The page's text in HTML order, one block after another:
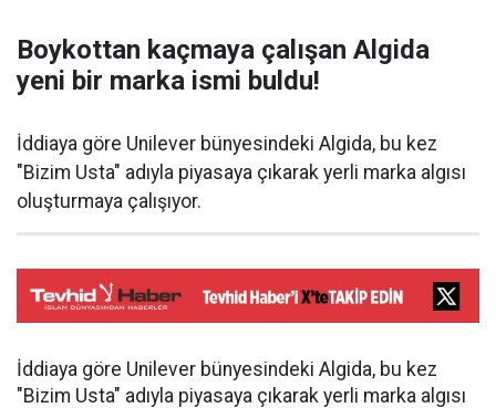
Boykottan kaçmaya çalışan Algida
yeni bir marka ismi buldu!
İddiaya göre Unilever bünyesindeki Algida, bu kez
"Bizim Usta" adıyla piyasaya çıkarak yerli marka algısı
oluşturmaya çalışıyor.
İddiaya göre Unilever bünyesindeki Algida, bu kez
"Bizim Usta" adıyla piyasaya çıkarak yerli marka algısı